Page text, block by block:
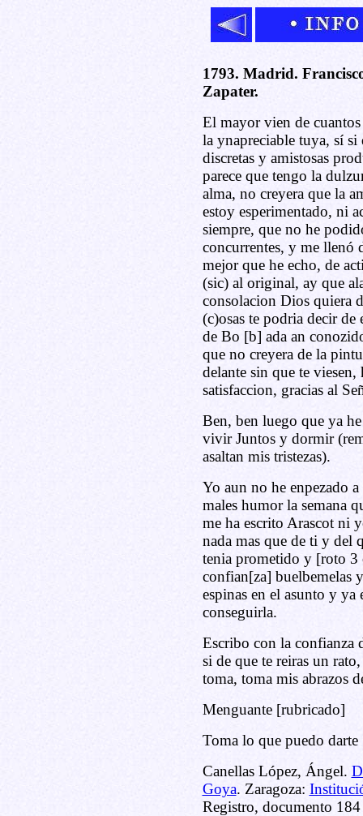
1793. Madrid.
Zapater.
El mayor vien de
la ynapreciable tuya, sí si
discretas y amistosas
parece que tengo la
alma, no creyera que la
estoy esperimentado, ni
siempre, que no he
concurrentes, y me llenó
mejor que he echo, de
(sic) al original, ay que
consolacion Dios quiera
(c)osas te podria decir
de Bo [b] ada an
que no creyera de la
delante sin que te
satisfaccion, gracias al
Ben, ben luego que ya
vivir Juntos y dormir
asaltan mis tristezas).
Yo aun no he enpezado
males humor la semana
me ha escrito Arascot ni
nada mas que de ti y del
tenia prometido y [roto 3
confian[za] buelbemelas
espinas en el asunto y
conseguirla.
Escribo con la confianza
si de que te reiras un
toma, toma mis abrazos
Menguante [rubricado]
Toma lo que puedo
Canellas López, Ángel.
Goya. Zaragoza:
Registro, documento 184